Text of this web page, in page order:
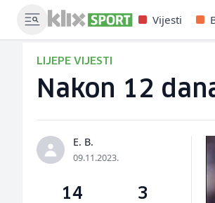
Vijesti
LIJEPE VIJESTI
Nakon 12
E. B.
09.11.2023.
14 3